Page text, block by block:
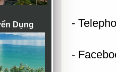
Dụng -
-